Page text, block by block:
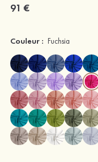
91 €
Couleur : Fuchsia